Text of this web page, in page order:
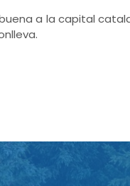
a la capital